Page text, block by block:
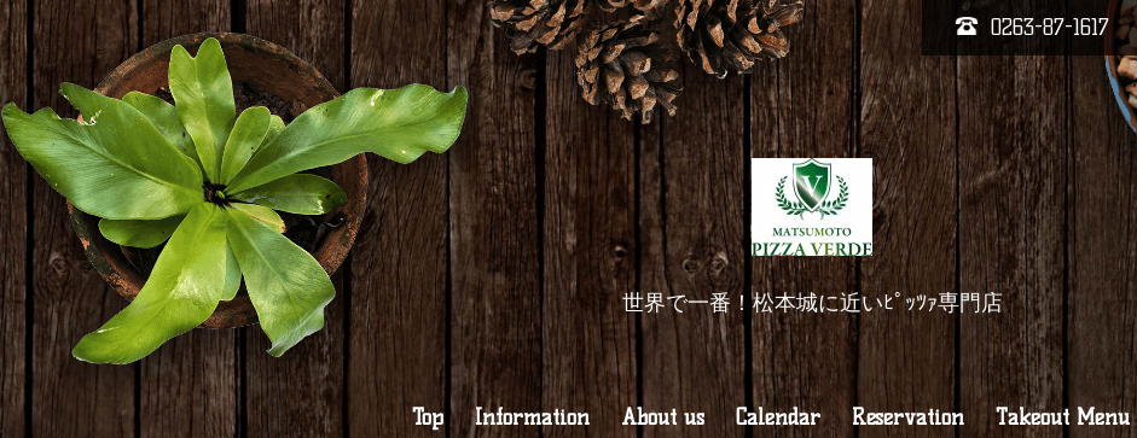
0263-87-1617
世界で一番！松本城に近いﾋﾟｯﾂｧ専門店
Top Information About us Calendar Reservation Takeout Menu